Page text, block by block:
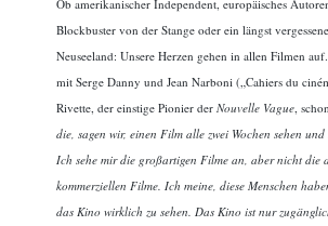
Ob amerikanischer Independent, europäisches
Blockbuster von der Stange oder ein längst
Neuseeland: Unsere Herzen gehen in allen Filmen
mit Serge Danny und Jean Narboni („Cahiers du
Rivette, der einstige Pionier der Nouvelle Vague,
die, sagen wir, einen Film alle zwei Wochen sehen und
Ich sehe mir die großartigen Filme an, aber nicht die
kommerziellen Filme. Ich meine, diese Menschen
das Kino wirklich zu sehen. Das Kino ist nur